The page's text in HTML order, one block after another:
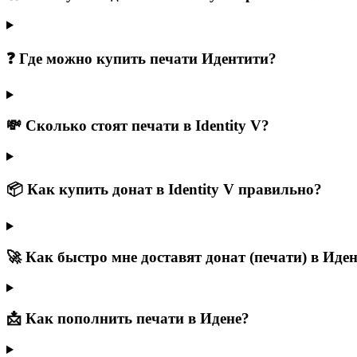
❓ Где можно купить печати Идентити?
💸 Сколько стоят печати в Identity V?
📦 Как купить донат в Identity V правильно?
🚀 Как быстро мне доставят донат (печати) в
📩 Как пополнить печати в Идене?